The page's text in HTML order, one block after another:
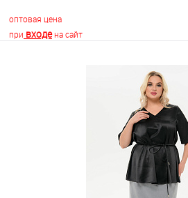
оптовая цена
при входена сайт
В корзину